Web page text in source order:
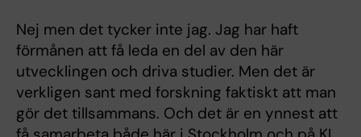
Nej men det tycker inte jag. Jag har haft
förmånen att få leda en del av den här
utvecklingen och driva studier. Men det är
verkligen sant med forskning faktiskt att man
gör det tillsammans. Och det är en ynnest att